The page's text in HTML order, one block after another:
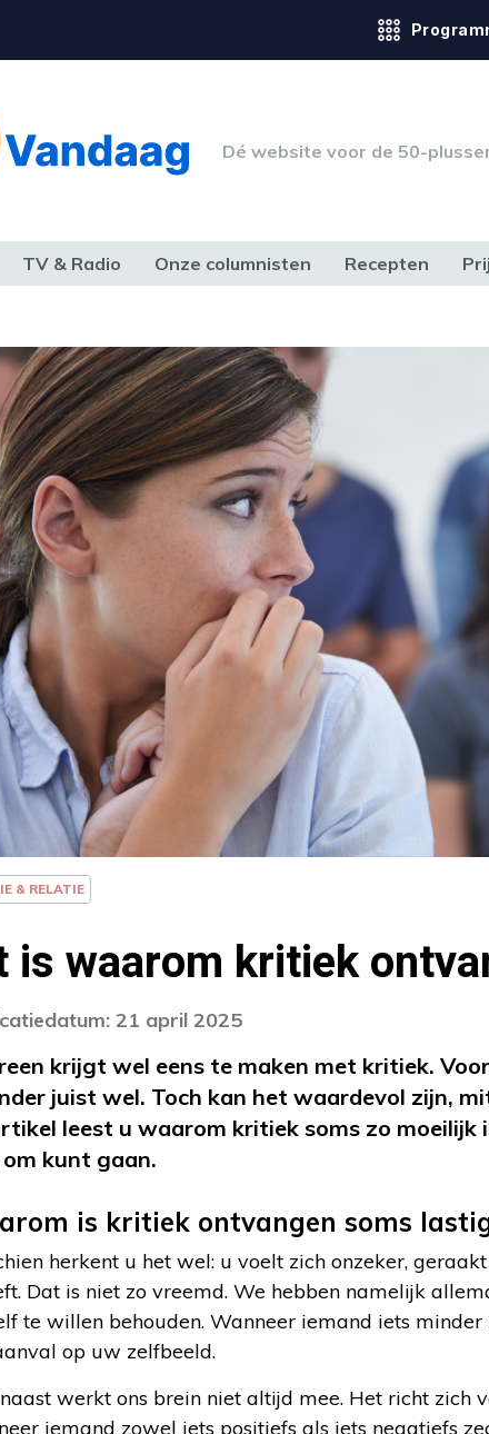
Dé website voor de 50-
TV & Radio Onze columnisten Recepten
& RELATIE
is waarom kritiek
21 april 2025
krijgt wel eens te maken met kritiek.
juist wel. Toch kan het waardevol zijn,
leest u waarom kritiek soms zo moeilijk
om kunt gaan.
is kritiek ontvangen soms
herkent u het wel: u voelt zich onzeker,
Dat is niet zo vreemd. We hebben namelijk
te willen behouden. Wanneer iemand iets
op uw zelfbeeld.
werkt ons brein niet altijd mee. Het richt zich
iemand zowel iets positiefs als iets negatiefs